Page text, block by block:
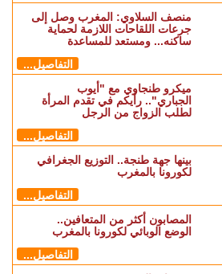
التفاتة ملكية.. المجلس الوزاري
صادق على إعفاء ذوي حقوق شهداء
الأمة من واجبات المحافظة
العقارية
التفاصيل...
جهة طنجة تسجل 10 إصابات..
التوزيع الجغرافي لكورونا بالمغرب
عاجل| وفيات جديدة.. الوضع الوبائي
لكورونا بالمغرب
منصف السلاوي: المغرب وصل إلى
جرعات اللقاحات اللازمة لحماية
ساكنه... ومستعد للمساعدة
التفاصيل...